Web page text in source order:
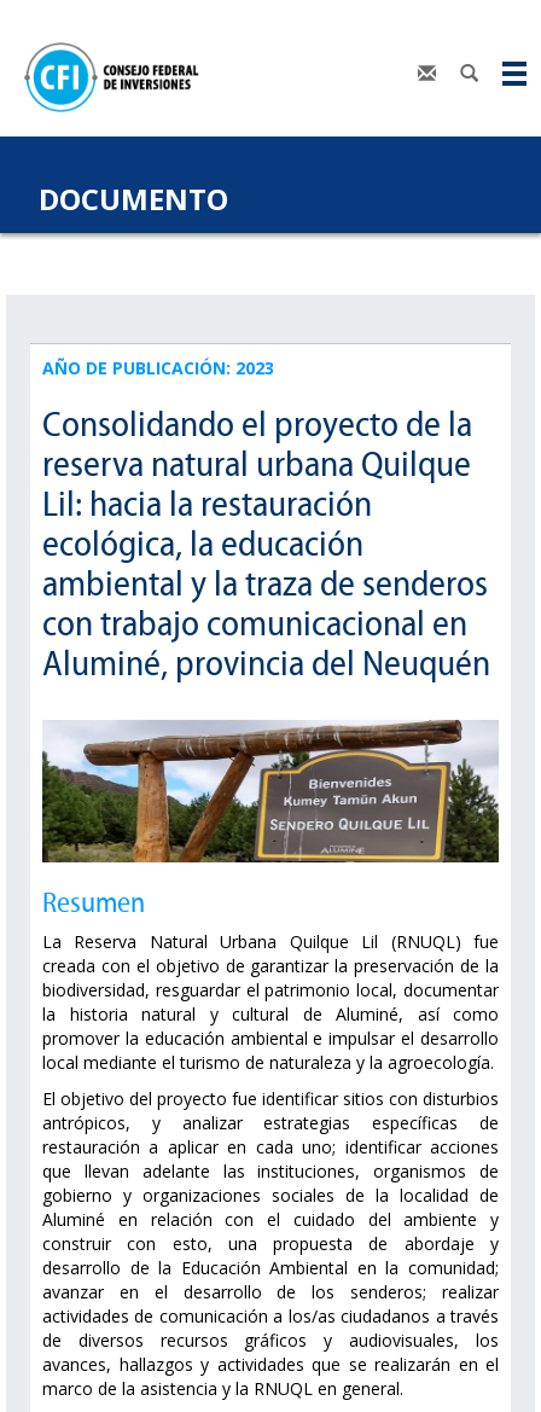
DOCUMENTO
AÑO DE PUBLICACIÓN: 2023
Consolidando el proyecto de la
reserva natural urbana Quilque
Lil: hacia la restauración
ecológica, la educación
ambiental y la traza de senderos
con trabajo comunicacional en
Aluminé, provincia del Neuquén
Resumen
La Reserva Natural Urbana Quilque Lil (RNUQL) fue
creada con el objetivo de garantizar la preservación de la
biodiversidad, resguardar el patrimonio local, documentar
la historia natural y cultural de Aluminé, así como
promover la educación ambiental e impulsar el desarrollo
local mediante el turismo de naturaleza y la agroecología.
El objetivo del proyecto fue identificar sitios con disturbios
antrópicos, y analizar estrategias específicas de
restauración a aplicar en cada uno; identificar acciones
que llevan adelante las instituciones, organismos de
gobierno y organizaciones sociales de la localidad de
Aluminé en relación con el cuidado del ambiente y
construir con esto, una propuesta de abordaje y
desarrollo de la Educación Ambiental en la comunidad;
avanzar en el desarrollo de los senderos; realizar
actividades de comunicación a los/as ciudadanos a través
de diversos recursos gráficos y audiovisuales, los
avances, hallazgos y actividades que se realizarán en el
marco de la asistencia y la RNUQL en general.